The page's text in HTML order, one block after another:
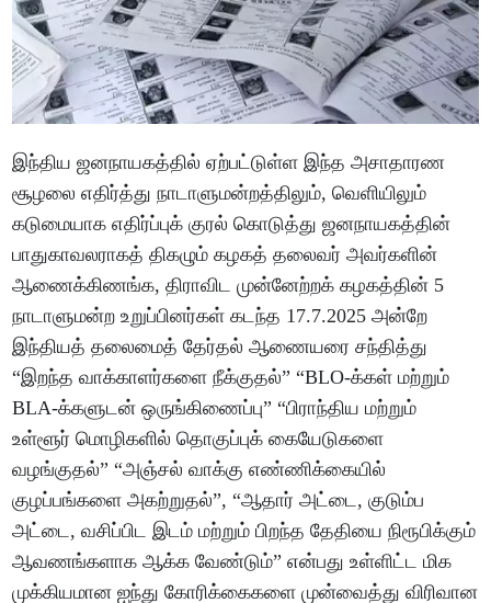
இந்திய ஜனநாயகத்தில் ஏற்பட்டுள்ள இந்த அசாதாரண
சூழலை எதிர்த்து நாடாளுமன்றத்திலும், வெளியிலும்
கடுமையாக எதிர்ப்புக் குரல் கொடுத்து ஜனநாயகத்தின்
பாதுகாவலராகத் திகழும் கழகத் தலைவர் அவர்களின்
ஆணைக்கிணங்க, திராவிட முன்னேற்றக் கழகத்தின் 5
நாடாளுமன்ற உறுப்பினர்கள் கடந்த 17.7.2025 அன்றே
இந்தியத் தலைமைத் தேர்தல் ஆணையரை சந்தித்து
“இறந்த வாக்காளர்களை நீக்குதல்” “BLO-க்கள் மற்றும்
BLA-க்களுடன் ஒருங்கிணைப்பு” “பிராந்திய மற்றும்
உள்ளூர் மொழிகளில் தொகுப்புக் கையேடுகளை
வழங்குதல்” “அஞ்சல் வாக்கு எண்ணிக்கையில்
குழப்பங்களை அகற்றுதல்”, “ஆதார் அட்டை, குடும்ப
அட்டை, வசிப்பிட இடம் மற்றும் பிறந்த தேதியை நிரூபிக்கும்
ஆவணங்களாக ஆக்க வேண்டும்” என்பது உள்ளிட்ட மிக
முக்கியமான ஐந்து கோரிக்கைகளை முன்வைத்து விரிவான